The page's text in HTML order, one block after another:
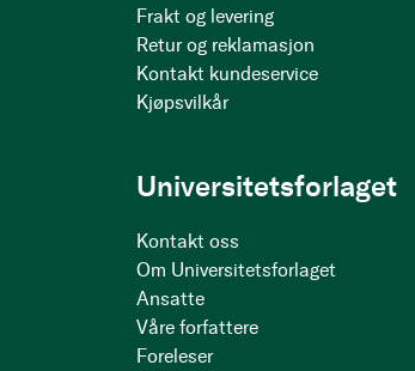
Frakt og levering
Retur og reklamasjon
Kontakt kundeservice
Kjøpsvilkår
Universitetsforlaget
Kontakt oss
Om Universitetsforlaget
Ansatte
Våre forfattere
Foreleser